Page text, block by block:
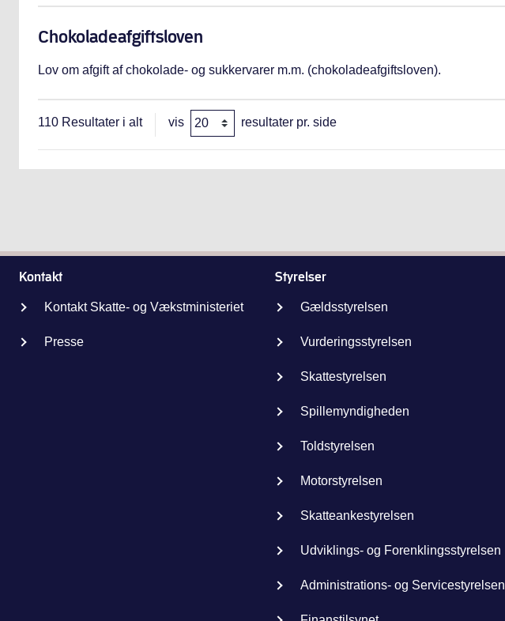
Chokoladeafgiftsloven
Lov om afgift af chokolade- og sukkervarer m.m. (chokoladeafgiftsloven).
110 Resultater i alt vis resultater pr. side
Kontakt
Kontakt Skatte- og Vækstministeriet
Presse
Styrelser
Gældsstyrelsen
Vurderingsstyrelsen
Skattestyrelsen
Spillemyndigheden
Toldstyrelsen
Motorstyrelsen
Skatteankestyrelsen
Udviklings- og Forenklingsstyrelsen
Administrations- og Servicestyrelsen